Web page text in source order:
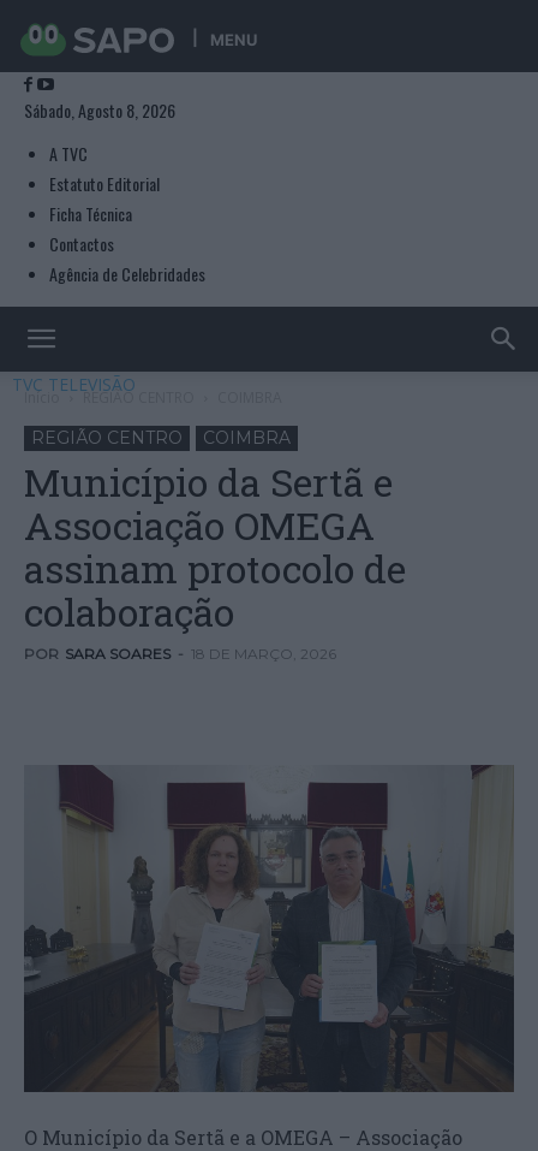
MENU
Sábado, Agosto 8, 2026
A TVC
Estatuto Editorial
Ficha Técnica
Contactos
Agência de Celebridades
TVC TELEVISÃO
Início REGIÃO CENTRO
REGIÃO CENTRO COIMBRA
Município da Sertã e
Associação OMEGA
assinam protocolo de
colaboração
POR SARA SOARES - 18 DE MARÇO, 2026
O Município da Sertã e a OMEGA – Associação